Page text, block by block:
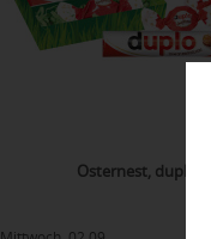
Osternest, duplo